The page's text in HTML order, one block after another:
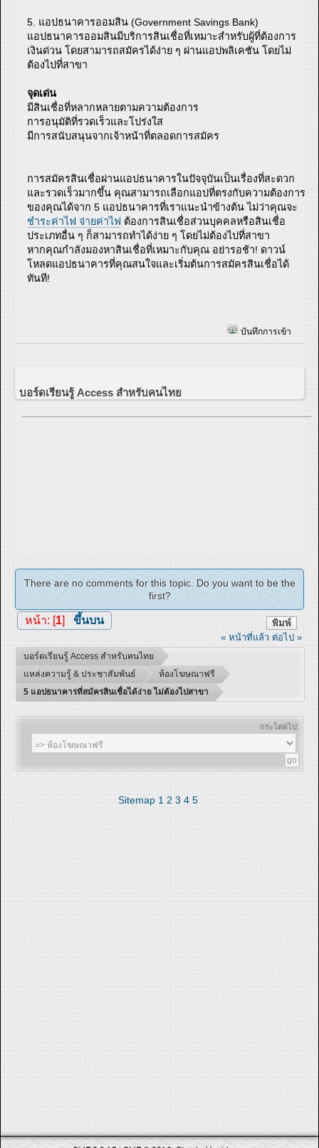
5. แอปธนาคารออมสิน (Government Savings Bank)
แอปธนาคารออมสินมีบริการสินเชื่อที่เหมาะสำหรับผู้ที่ต้องการ
เงินด่วน โดยสามารถสมัครได้ง่าย ๆ ผ่านแอปพลิเคชัน โดยไม่
ต้องไปที่สาขา
จุดเด่น
มีสินเชื่อที่หลากหลายตามความต้องการ
การอนุมัติที่รวดเร็วและโปร่งใส
มีการสนับสนุนจากเจ้าหน้าที่ตลอดการสมัคร
การสมัครสินเชื่อผ่านแอปธนาคารในปัจจุบันเป็นเรื่องที่สะดวก
และรวดเร็วมากขึ้น คุณสามารถเลือกแอปที่ตรงกับความต้องการ
ของคุณได้จาก 5 แอปธนาคารที่เราแนะนำข้างต้น ไม่ว่าคุณจะ
ชำระค่าไฟ จ่ายค่าไฟ ต้องการสินเชื่อส่วนบุคคลหรือสินเชื่อ
ประเภทอื่น ๆ ก็สามารถทำได้ง่าย ๆ โดยไม่ต้องไปที่สาขา
หากคุณกำลังมองหาสินเชื่อที่เหมาะกับคุณ อย่ารอช้า! ดาวน์
โหลดแอปธนาคารที่คุณสนใจและเริ่มต้นการสมัครสินเชื่อได้
ทันที!
บันทึกการเข้า
บอร์ดเรียนรู้ Access สำหรับคนไทย
There are no comments for this topic. Do you want to be the
first?
พิมพ์
หน้า: [ 1] ขึ้นบน
« หน้าที่แล้ว ต่อไป »
บอร์ดเรียนรู้ Access สำหรับคนไทย
แหล่งความรู้ & ประชาสัมพันธ์
ห้องโฆษณาฟรี
5 แอปธนาคารที่สมัครสินเชื่อได้ง่าย ไม่ต้องไปสาขา
กระโดดไป:
Sitemap 1 2 3 4 5